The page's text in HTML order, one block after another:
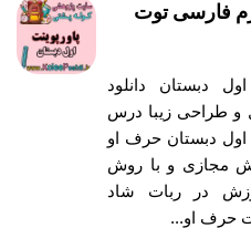
فارسی توت
دبستان دانلود
و طراحی زیبا درس
دبستان حرف او
مجازی و با روش
در ربات شاد
حرف او...